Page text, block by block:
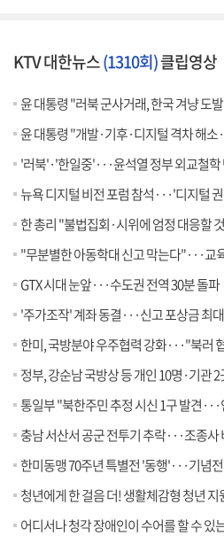
KTV 대한뉴스(1310회)클립영상
윤 대통령 "러북 군사거래, 한국 겨냥 도
윤 대통령 "개발·기후·디지털 격차 해소
'러북'·'한일중'···윤석열 정부 외교철학
뉴욕 디지털 비전 포럼 참석···'디지털 권리장
한 총리 "불법집회·시위에 엄정 대응할
"무분별한 아동학대 신고 막는다"···교육감
GTX 시대 눈앞···수도권 전역 30분 돌파
'주가조작' 계좌 동결···신고 포상금 최
한미, 국방분야 우주협력 강화···"북러
정부, 강순남 국방상 등 개인 10명·기관
통일부 "북한주민 추정 시신 1구 발견···인
충남 서산서 공군 전투기 추락···조종사
한미동맹 70주년 특별전 '동행'···기념
청년에게 한 걸음 더! 생활체감형 청년
어디서나 청각 장애인이 수어를 할 수 있는 세